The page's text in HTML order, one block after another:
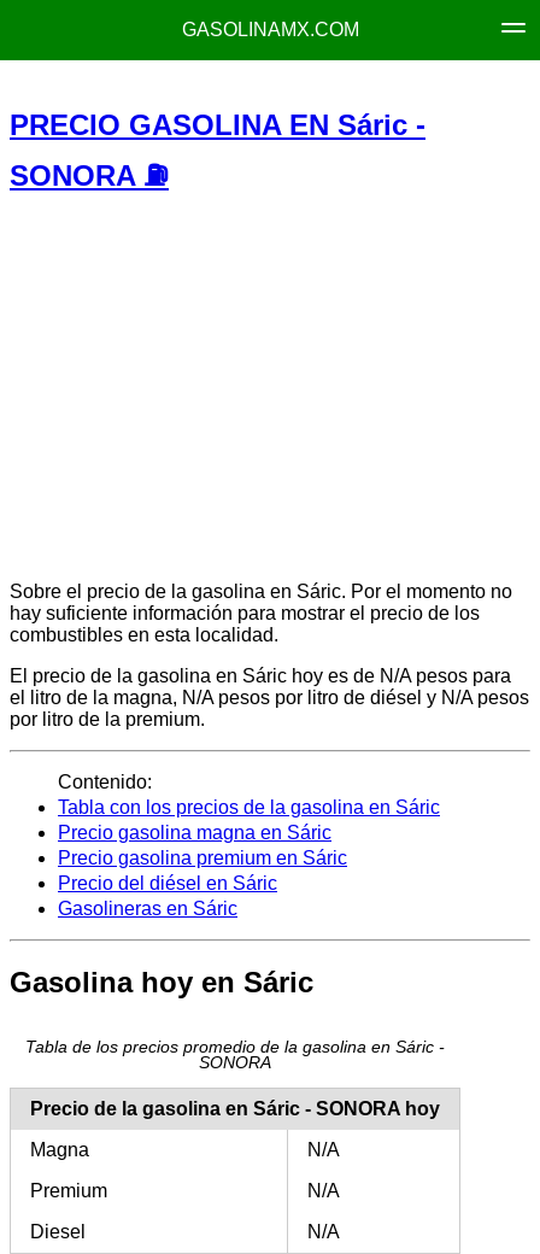
GASOLINAMX.COM
PRECIO GASOLINA EN Sáric -
SONORA ⛽
Sobre el precio de la gasolina en Sáric. Por el momento no
hay suficiente información para mostrar el precio de los
combustibles en esta localidad.
El precio de la gasolina en Sáric hoy es de N/A pesos para
el litro de la magna, N/A pesos por litro de diésel y N/A pesos
por litro de la premium.
Contenido:
Tabla con los precios de la gasolina en Sáric
Precio gasolina magna en Sáric
Precio gasolina premium en Sáric
Precio del diésel en Sáric
Gasolineras en Sáric
Gasolina hoy en Sáric
Tabla de los precios promedio de la gasolina en Sáric -
SONORA
Precio de la gasolina en Sáric - SONORA hoy
Magna
N/A
Premium
N/A
Diesel
N/A